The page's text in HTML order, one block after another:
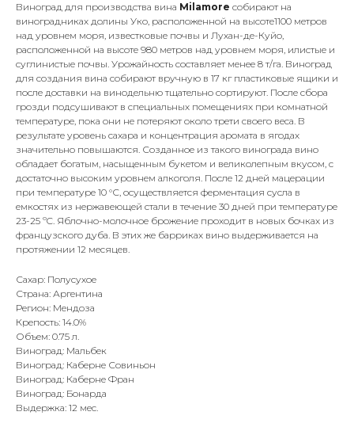
Виноград для производства вина Milamore собирают на
виноградниках долины Уко, расположенной на высоте1100 метров
над уровнем моря, известковые почвы и Лухан-де-Куйо,
расположенной на высоте 980 метров над уровнем моря, илистые и
суглинистые почвы. Урожайность составляет менее 8 т/га. Виноград
для создания вина собирают вручную в 17 кг пластиковые ящики и
после доставки на винодельню тщательно сортируют. После сбора
грозди подсушивают в специальных помещениях при комнатной
температуре, пока они не потеряют около трети своего веса. В
результате уровень сахара и концентрация аромата в ягодах
значительно повышаются. Созданное из такого винограда вино
обладает богатым, насыщенным букетом и великолепным вкусом, с
достаточно высоким уровнем алкоголя. После 12 дней мацерации
при температуре 10 °С, осуществляется ферментация сусла в
емкостях из нержавеющей стали в течение 30 дней при температуре
23-25 ºC. Яблочно-молочное брожение проходит в новых бочках из
французского дуба. В этих же барриках вино выдерживается на
протяжении 12 месяцев.
Сахар: Полусухое
Страна: Аргентина
Регион: Мендоза
Крепость: 14.0%
Объем: 0.75 л.
Виноград: Мальбек
Виноград: Каберне Совиньон
Виноград: Каберне Фран
Виноград: Бонарда
Выдержка: 12 мес.